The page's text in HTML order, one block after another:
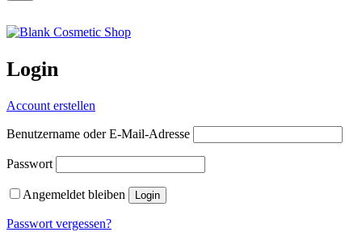
Login
Account erstellen
Benutzername oder E-Mail-Adresse
Passwort
Angemeldet bleiben
Passwort vergessen?